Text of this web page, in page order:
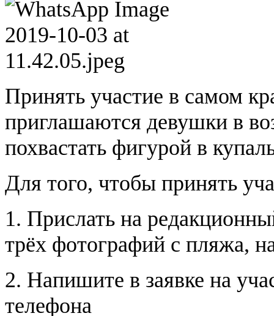
Принять участие в самом
приглашаются девушки в
похвастать фигурой в
Для того, чтобы принять
1. Прислать на
трёх фотографий с пляжа,
2. Напишите в заявке на
телефона